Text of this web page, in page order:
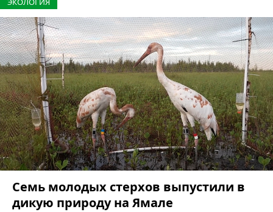
Семь молодых стерхов выпустили в
дикую природу на Ямале